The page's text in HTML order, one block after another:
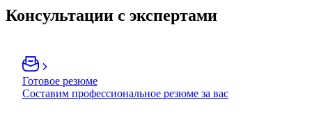
Консультации с экспертами
Готовое резюме
Составим профессиональное резюме за вас